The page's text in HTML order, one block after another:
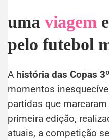
uma viagem
pelo futebol
A história das Copas
momentos
partidas que
primeira edição,
atuais, a competição